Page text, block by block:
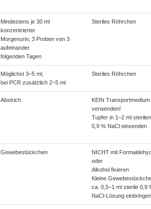
Mindestens je 30 ml
konzentrierter
Morgenurin; 3 Proben von 3
aufeinander
folgenden Tagen
Steriles Röhrchen
Möglichst 3–5 ml,
bei PCR zusätzlich 2–5 ml
Steriles Röhrchen
Abstrich
KEIN Transportmedium
verwenden!
Tupfer in 1–2 ml
0,9 % NaCl einsenden
Gewebestückchen
NICHT mit
oder
Alkohol fixieren
Kleine
ca. 0,5–1 ml sterile 0,9
NaCl-Lösung einbringen